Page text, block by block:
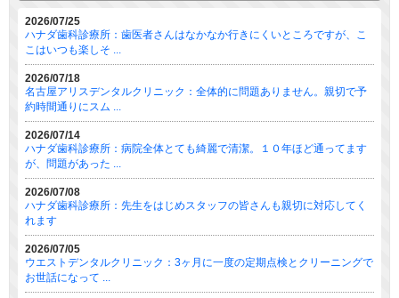
2026/07/25
ハナダ歯科診療所：歯医者さんはなかなか行きにくいところですが、こ
こはいつも楽しそ ...
2026/07/18
名古屋アリスデンタルクリニック：全体的に問題ありません。親切で予
約時間通りにスム ...
2026/07/14
ハナダ歯科診療所：病院全体とても綺麗で清潔。１０年ほど通ってます
が、問題があった ...
2026/07/08
ハナダ歯科診療所：先生をはじめスタッフの皆さんも親切に対応してく
れます
2026/07/05
ウエストデンタルクリニック：3ヶ月に一度の定期点検とクリーニングで
お世話になって ...